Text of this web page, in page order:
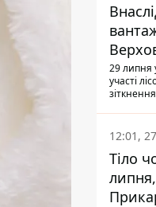
29 липня
участі
Також
12:01,
Тіло